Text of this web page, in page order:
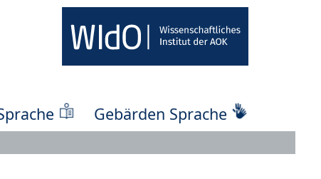
Gebärden Sprache